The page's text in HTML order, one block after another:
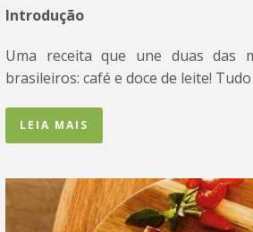
Introdução
Uma receita que une duas das
brasileiros: café e doce de leite!
LEIA MAIS